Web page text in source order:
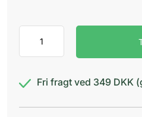
0,05%
øjendråber
Fri fragt ved 349 DKK